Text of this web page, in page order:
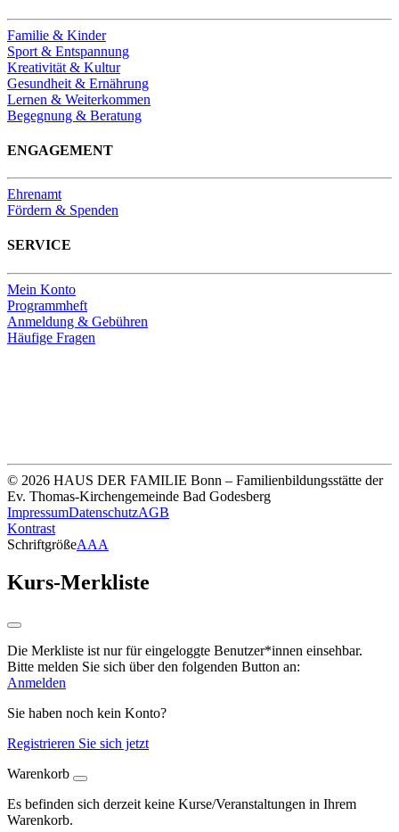
Familie & Kinder
Sport & Entspannung
Kreativität & Kultur
Gesundheit & Ernährung
Lernen & Weiterkommen
Begegnung & Beratung
ENGAGEMENT
Ehrenamt
Fördern & Spenden
SERVICE
Mein Konto
Programmheft
Anmeldung & Gebühren
Häufige Fragen
© 2026 HAUS DER FAMILIE Bonn – Familienbildungsstätte der
Ev. Thomas-Kirchengemeinde Bad Godesberg
ImpressumDatenschutzAGB
Kontrast
SchriftgrößeAAA
Kurs-Merkliste
Die Merkliste ist nur für eingeloggte Benutzer*innen einsehbar.
Bitte melden Sie sich über den folgenden Button an:
Anmelden
Sie haben noch kein Konto?
Registrieren Sie sich jetzt
Warenkorb
Es befinden sich derzeit keine Kurse/Veranstaltungen in Ihrem
Warenkorb.